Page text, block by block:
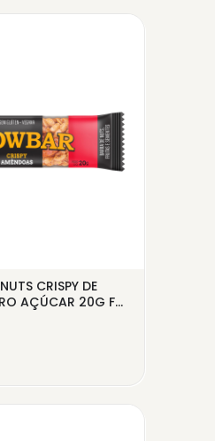
CRISPY DE
AÇÚCAR 20G F...